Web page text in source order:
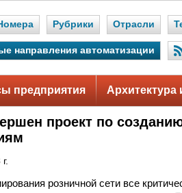
Рубрики Отрасли
направления автоматизации
предприятия Архитектура
проект по
розничной сети все